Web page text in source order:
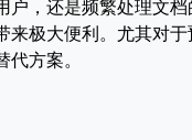
户，还是频繁处理文
来极大便利。尤其对
方案。